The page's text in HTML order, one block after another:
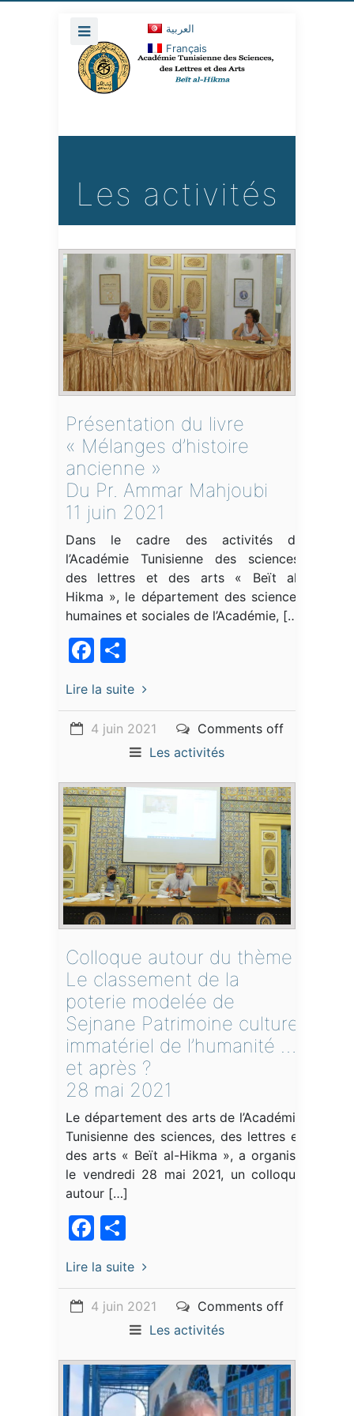
العربية
Français
Les activités
Présentation du livre
« Mélanges d’histoire
ancienne »
Du Pr. Ammar Mahjoubi
11 juin 2021
Dans le cadre des activités de
l’Académie Tunisienne des sciences,
des lettres et des arts « Beït al-
Hikma », le département des sciences
humaines et sociales de l’Académie, […]
Facebook
Lire la suite
4 juin 2021
Comments off
Les activités
Colloque autour du thème :
Le classement de la
poterie modelée de
Sejnane Patrimoine culturel
immatériel de l’humanité …
et après ?
28 mai 2021
Le département des arts de l’Académie
Tunisienne des sciences, des lettres et
des arts « Beït al-Hikma », a organisé
le vendredi 28 mai 2021, un colloque
autour […]
Facebook
Lire la suite
4 juin 2021
Comments off
Les activités